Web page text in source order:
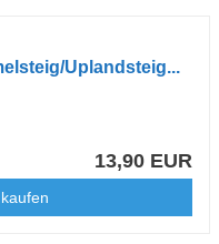
Uplandsteig...
13,90 EUR